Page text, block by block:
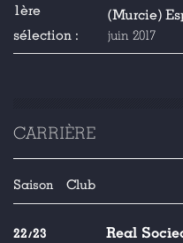
1ère
sélection :
(Murcie)
juin 2017
CARRIÈRE
Saison Club
22/23 Real